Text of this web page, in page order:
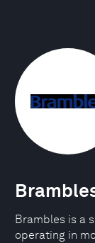
Brambles is a
operating in